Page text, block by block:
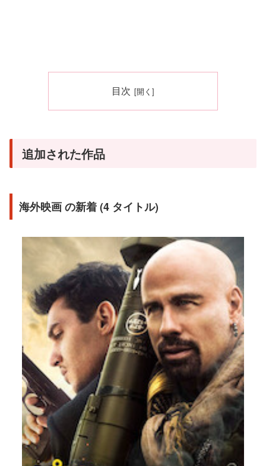
目次
追加された作品
海外映画 の新着 (4 タイトル)